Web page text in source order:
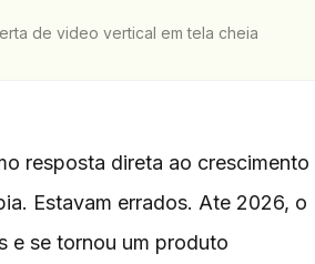
de video vertical em tela cheia
resposta direta ao crescimento
Estavam errados. Ate 2026, o
e se tornou um produto